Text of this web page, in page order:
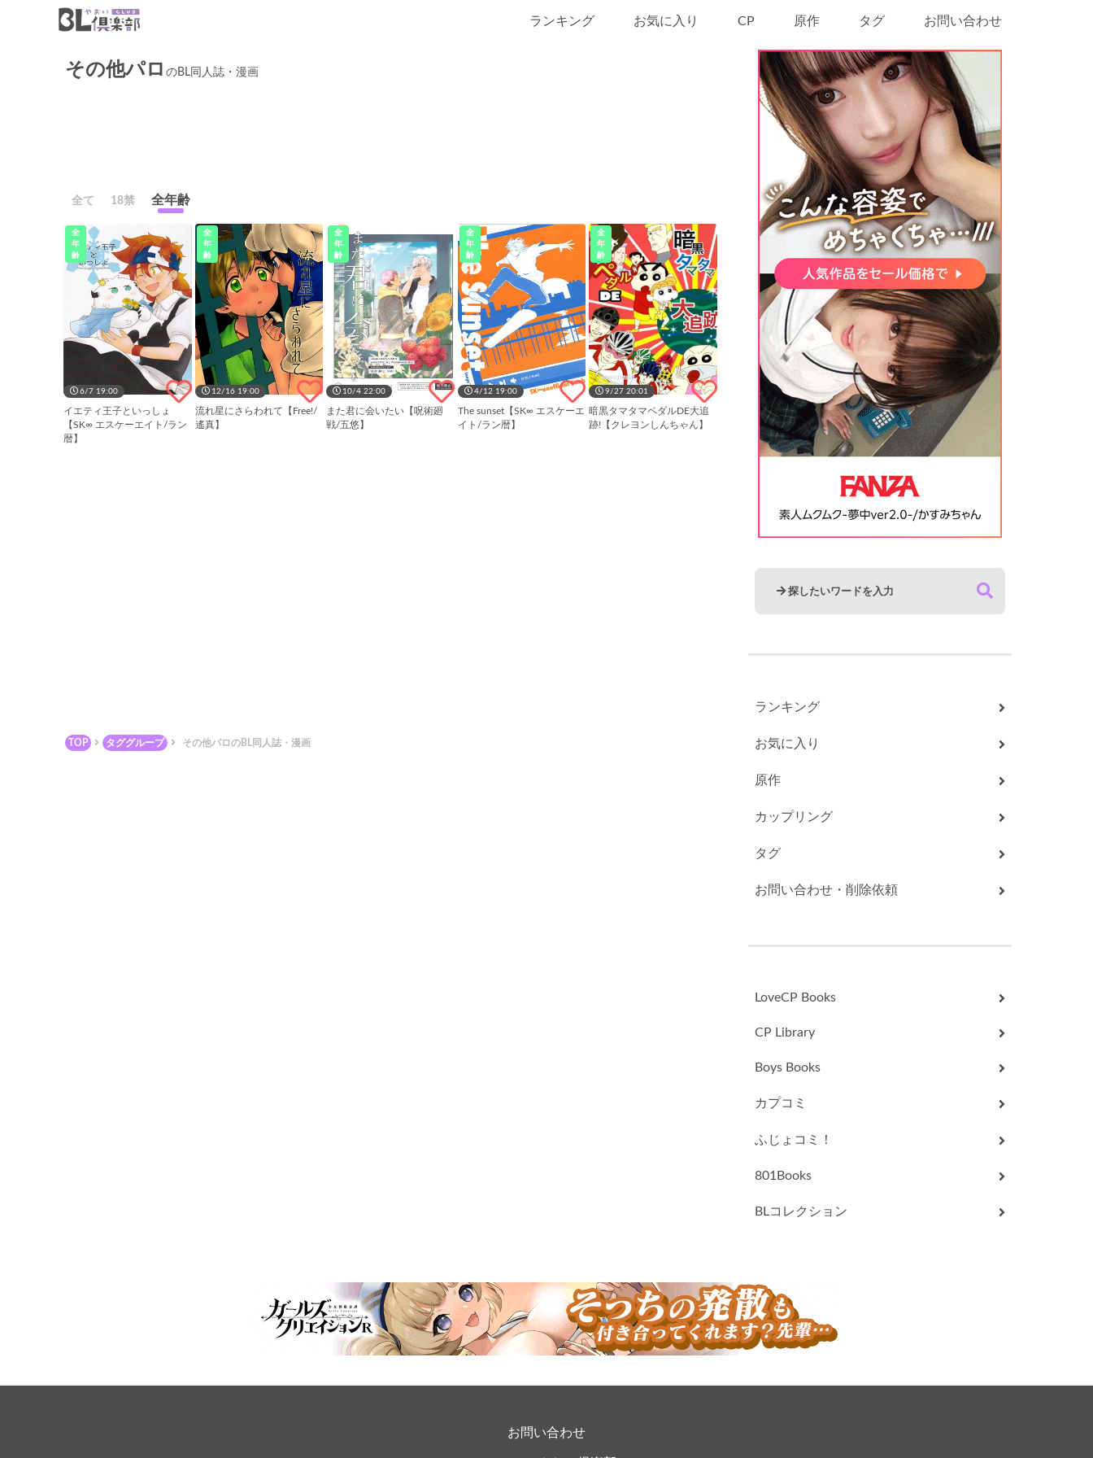
ランキング お気に入り CP 原作 タグ お問い合わせ
その他パロ のBL同人誌・漫画
全て 18禁 全年齢
全
年
齢
イエティ王子といっしょ
【SK∞ エスケーエイト/ラン
暦】
6/7 19:00
全
年
齢
流れ星にさらわれて【Free!/
遙真】
12/16 19:00
全
年
齢
また君に会いたい【呪術廻
戦/五悠】
10/4 22:00
全
年
齢
The sunset【SK∞ エスケーエ
イト/ラン暦】
4/12 19:00
全
年
齢
暗黒タマタマペダルDE大追
跡!【クレヨンしんちゃん】
9/27 20:01
TOP タググループ その他パロのBL同人誌・漫画
ランキング
お気に入り
原作
カップリング
タグ
お問い合わせ・削除依頼
LoveCP Books
CP Library
Boys Books
カプコミ
ふじょコミ！
801Books
BLコレクション
お問い合わせ